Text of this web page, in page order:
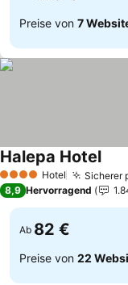
Preise von 7
4 Sterne Hotel Sicherer
Halepa Hotel
8,9 Hervorragend
Ab 82 €
Preise von 22